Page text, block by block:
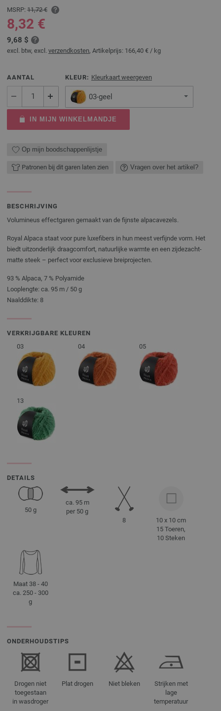
MSRP: 11,72 €
8,32 €
9,68 $
excl. btw, excl. verzendkosten, Artikelprijs: 166,40 € / kg
AANTAL KLEUR: Kleurkaart weergeven
03-geel
IN MIJN WINKELMANDJE
Op mijn boodschappenlijstje
Patronen bij dit garen laten zien Vragen over het artikel?
BESCHRIJVING
Volumineus effectgaren gemaakt van de fijnste alpacavezels.
Royal Alpaca staat voor pure luxefibers in hun meest verfijnde vorm. Het
biedt uitzonderlijk draagcomfort, natuurlijke warmte en een zijdezacht-
matte steek – perfect voor exclusieve breiprojecten.
93 % Alpaca, 7 % Polyamide
Looplengte: ca. 95 m / 50 g
Naalddikte: 8
VERKRIJGBARE KLEUREN
03
04 05
13
DETAILS
50 g
ca. 95 m
per 50 g
8
10 x 10 cm
15 Toeren,
10 Steken
Maat 38 - 40
ca. 250 - 300
g
ONDERHOUDSTIPS
Drogen niet
toegestaan
in wasdroger
Plat drogen Niet bleken
Strijken met
lage
temperatuur